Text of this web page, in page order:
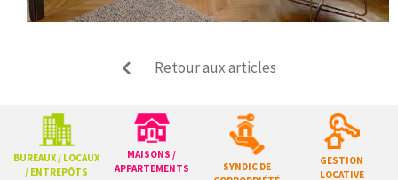
Retour aux articles
BUREAUX / LOCAUX
/ ENTREPÔTS
MAISONS /
APPARTEMENTS
SYNDIC DE
GESTION
LOCATIVE